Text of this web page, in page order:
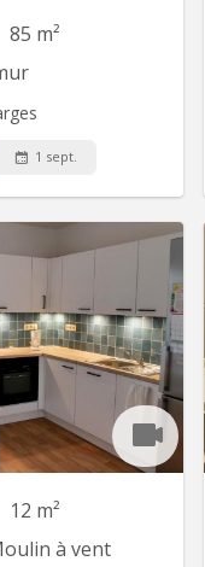
85 m²
1 sept.
12 m²
à vent
KN 4748
dans une maison
meublée de 120m²
et 2022 ravira les
qui cherchent
et convivial pour
de 12m² de la
dans la colocation.
mansardée, elle est